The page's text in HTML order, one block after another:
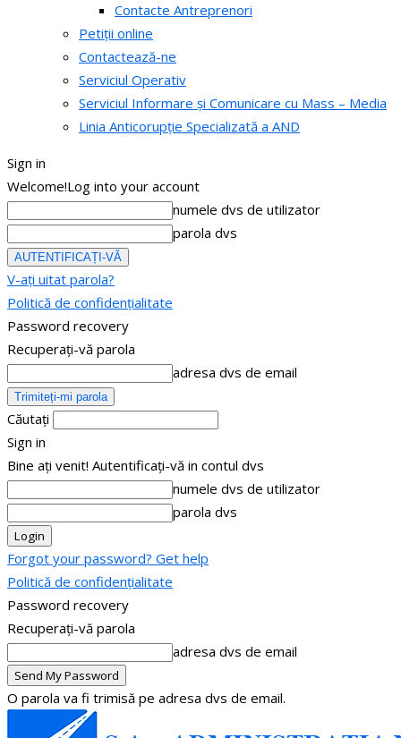
Contacte Antreprenori
Petiții online
Contactează-ne
Serviciul Operativ
Serviciul Informare și Comunicare cu Mass – Media
Linia Anticorupție Specializată a AND
Sign in
Welcome!Log into your account
numele dvs de utilizator
parola dvs
V-ați uitat parola?
Politică de confidențialitate
Password recovery
Recuperați-vă parola
adresa dvs de email
Căutați
Sign in
Bine ați venit! Autentificați-vă in contul dvs
numele dvs de utilizator
parola dvs
Forgot your password? Get help
Politică de confidențialitate
Password recovery
Recuperați-vă parola
adresa dvs de email
O parola va fi trimisă pe adresa dvs de email.